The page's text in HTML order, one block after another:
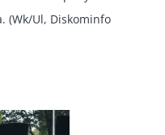
(Wk/Ul, Diskominfo